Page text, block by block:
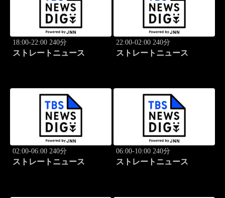
18:00-22:00 240分
ストレートニュース
22:00-02:00 240分
ストレートニュース
02:00-06:00 240分
ストレートニュース
06:00-10:00 240分
ストレートニュース